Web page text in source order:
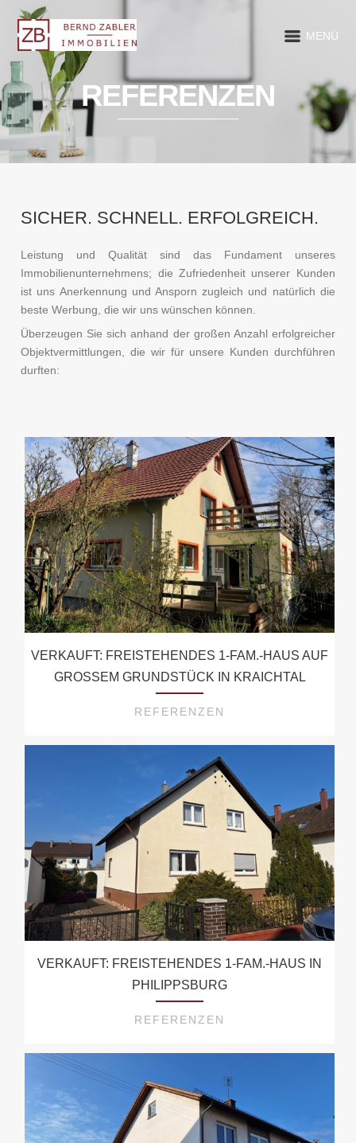
MENÜ
REFERENZEN
SICHER. SCHNELL. ERFOLGREICH.
Leistung und Qualität sind das Fundament unseres
Immobilienunternehmens; die Zufriedenheit unserer Kunden
ist uns Anerkennung und Ansporn zugleich und natürlich die
beste Werbung, die wir uns wünschen können.
Überzeugen Sie sich anhand der großen Anzahl erfolgreicher
Objektvermittlungen, die wir für unsere Kunden durchführen
durften:
VERKAUFT: FREISTEHENDES 1-FAM.-HAUS AUF
GROSSEM GRUNDSTÜCK IN KRAICHTAL
REFERENZEN
VERKAUFT: FREISTEHENDES 1-FAM.-HAUS IN
PHILIPPSBURG
REFERENZEN